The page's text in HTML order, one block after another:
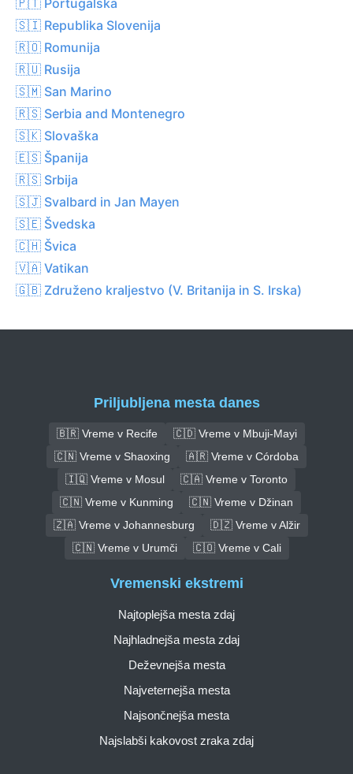
🇸🇮 Republika Slovenija
🇷🇴 Romunija
🇷🇺 Rusija
🇸🇲 San Marino
🇷🇸 Serbia and Montenegro
🇸🇰 Slovaška
🇪🇸 Španija
🇷🇸 Srbija
🇸🇯 Svalbard in Jan Mayen
🇸🇪 Švedska
🇨🇭 Švica
🇻🇦 Vatikan
🇬🇧 Združeno kraljestvo (V. Britanija in S. Irska)
Priljubljena mesta danes
🇧🇷 Vreme v Recife
🇨🇩 Vreme v Mbuji-Mayi
🇨🇳 Vreme v Shaoxing
🇦🇷 Vreme v Córdoba
🇮🇶 Vreme v Mosul
🇨🇦 Vreme v Toronto
🇨🇳 Vreme v Kunming
🇨🇳 Vreme v Džinan
🇿🇦 Vreme v Johannesburg
🇩🇿 Vreme v Alžir
🇨🇳 Vreme v Urumči
🇨🇴 Vreme v Cali
Vremenski ekstremi
Najtoplejša mesta zdaj
Najhladnejša mesta zdaj
Deževnejša mesta
Najveternejša mesta
Najsončnejša mesta
Najslabši kakovost zraka zdaj